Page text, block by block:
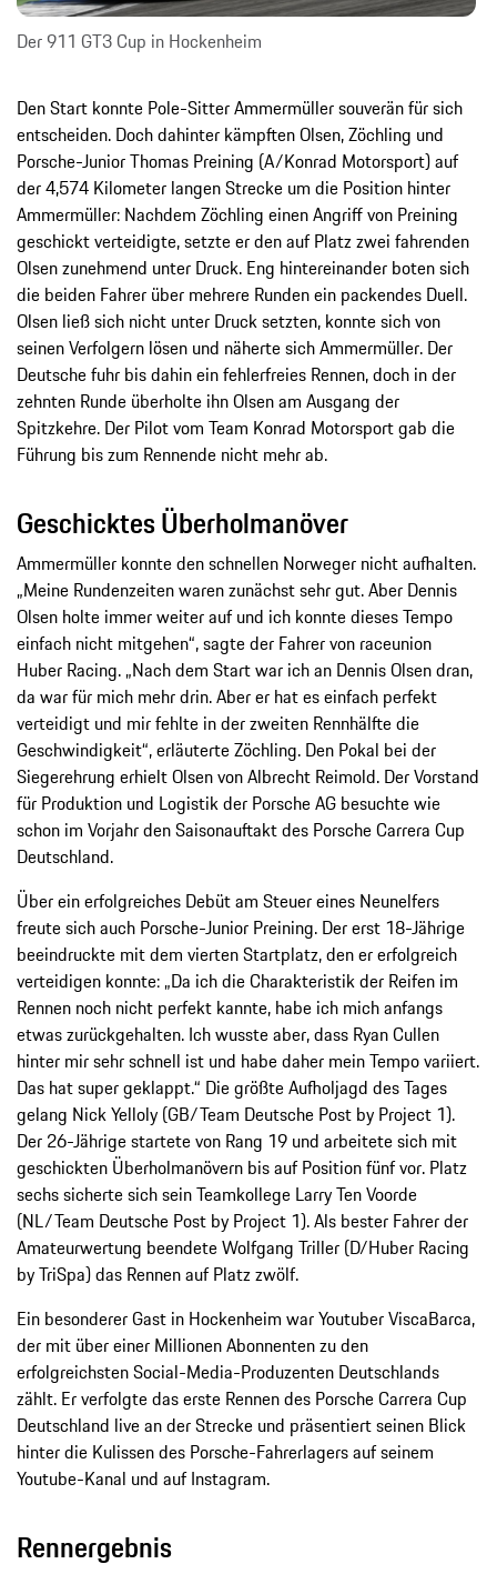
Der 911 GT3 Cup in Hockenheim
Den Start konnte Pole-Sitter Ammermüller souverän für sich
entscheiden. Doch dahinter kämpften Olsen, Zöchling und
Porsche-Junior Thomas Preining (A/Konrad Motorsport) auf
der 4,574 Kilometer langen Strecke um die Position hinter
Ammermüller: Nachdem Zöchling einen Angriff von Preining
geschickt verteidigte, setzte er den auf Platz zwei fahrenden
Olsen zunehmend unter Druck. Eng hintereinander boten sich
die beiden Fahrer über mehrere Runden ein packendes Duell.
Olsen ließ sich nicht unter Druck setzten, konnte sich von
seinen Verfolgern lösen und näherte sich Ammermüller. Der
Deutsche fuhr bis dahin ein fehlerfreies Rennen, doch in der
zehnten Runde überholte ihn Olsen am Ausgang der
Spitzkehre. Der Pilot vom Team Konrad Motorsport gab die
Führung bis zum Rennende nicht mehr ab.
Geschicktes Überholmanöver
Ammermüller konnte den schnellen Norweger nicht aufhalten.
„Meine Rundenzeiten waren zunächst sehr gut. Aber Dennis
Olsen holte immer weiter auf und ich konnte dieses Tempo
einfach nicht mitgehen“, sagte der Fahrer von raceunion
Huber Racing. „Nach dem Start war ich an Dennis Olsen dran,
da war für mich mehr drin. Aber er hat es einfach perfekt
verteidigt und mir fehlte in der zweiten Rennhälfte die
Geschwindigkeit“, erläuterte Zöchling. Den Pokal bei der
Siegerehrung erhielt Olsen von Albrecht Reimold. Der Vorstand
für Produktion und Logistik der Porsche AG besuchte wie
schon im Vorjahr den Saisonauftakt des Porsche Carrera Cup
Deutschland.
Über ein erfolgreiches Debüt am Steuer eines Neunelfers
freute sich auch Porsche-Junior Preining. Der erst 18-Jährige
beeindruckte mit dem vierten Startplatz, den er erfolgreich
verteidigen konnte: „Da ich die Charakteristik der Reifen im
Rennen noch nicht perfekt kannte, habe ich mich anfangs
etwas zurückgehalten. Ich wusste aber, dass Ryan Cullen
hinter mir sehr schnell ist und habe daher mein Tempo variiert.
Das hat super geklappt.“ Die größte Aufholjagd des Tages
gelang Nick Yelloly (GB/Team Deutsche Post by Project 1).
Der 26-Jährige startete von Rang 19 und arbeitete sich mit
geschickten Überholmanövern bis auf Position fünf vor. Platz
sechs sicherte sich sein Teamkollege Larry Ten Voorde
(NL/Team Deutsche Post by Project 1). Als bester Fahrer der
Amateurwertung beendete Wolfgang Triller (D/Huber Racing
by TriSpa) das Rennen auf Platz zwölf.
Ein besonderer Gast in Hockenheim war Youtuber ViscaBarca,
der mit über einer Millionen Abonnenten zu den
erfolgreichsten Social-Media-Produzenten Deutschlands
zählt. Er verfolgte das erste Rennen des Porsche Carrera Cup
Deutschland live an der Strecke und präsentiert seinen Blick
hinter die Kulissen des Porsche-Fahrerlagers auf seinem
Youtube-Kanal und auf Instagram.
Rennergebnis